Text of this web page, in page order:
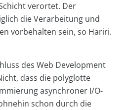
verortet. Der
die Verarbeitung und
vorbehalten sein, so Hariri.
des Web Development
dass die polyglotte
asynchroner I/O-
schon durch die